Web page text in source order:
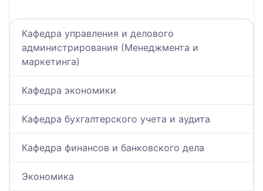
Кафедра управления и делового
администрирования (Менеджмента и
маркетинга)
Кафедра экономики
Кафедра бухгалтерского учета и аудита
Кафедра финансов и банковского дела
Экономика